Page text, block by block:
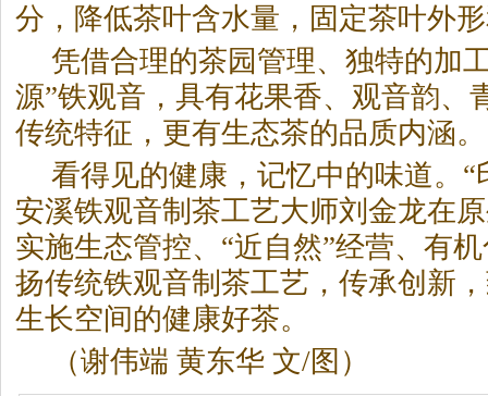
分，降低茶叶含水量，固定茶叶外
凭借合理的茶园管理、独特的加
源”铁观音，具有花果香、观音韵、
传统特征，更有生态茶的品质内涵。
看得见的健康，记忆中的味道。“
安溪铁观音制 茶工艺大师刘金龙在
实施生态管控、“近自然”经营、有
扬传统铁观音制 茶工艺，传承创新
生长空间的健康好茶。
（谢伟端 黄东华 文/图）